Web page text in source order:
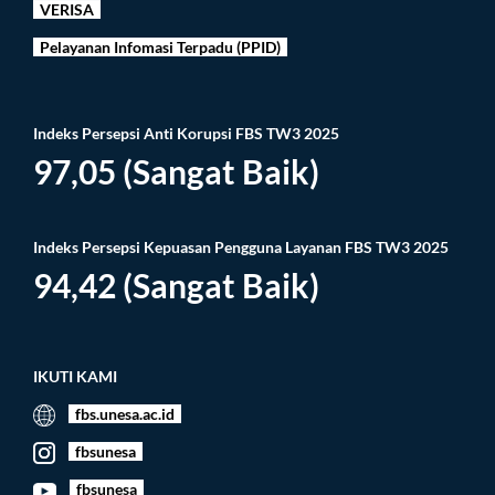
VERISA
Pelayanan Infomasi Terpadu (PPID)
Indeks Persepsi Anti Korupsi FBS TW3 2025
97,05 (Sangat Baik)
Indeks Persepsi Kepuasan Pengguna Layanan FBS TW3 2025
94,42 (Sangat Baik)
IKUTI KAMI
fbs.unesa.ac.id
fbsunesa
fbsunesa